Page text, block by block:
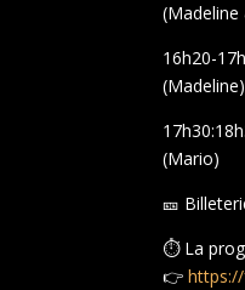
16h20-
(Madeline)
(Mario)
🎫
⏱️ La
👉